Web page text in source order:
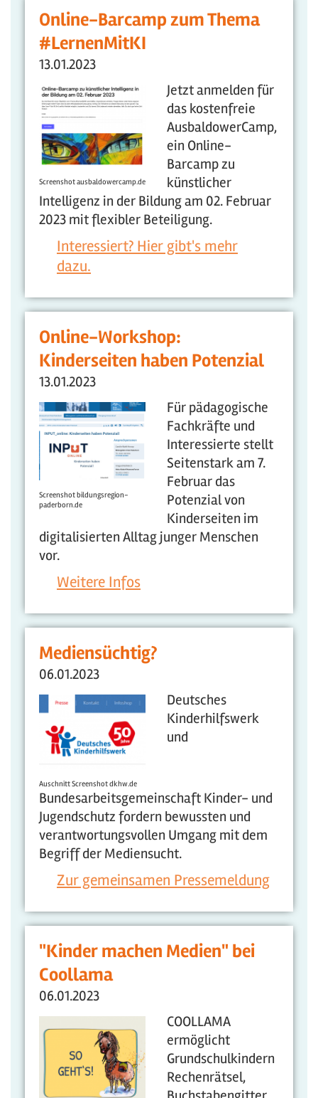
Online-Barcamp zum Thema
#LernenMitKI
13.01.2023
Screenshot ausbaldowercamp.de
Jetzt anmelden für
das kostenfreie
AusbaldowerCamp,
ein Online-
Barcamp zu
künstlicher
Intelligenz in der Bildung am 02. Februar
2023 mit flexibler Beteiligung.
Interessiert? Hier gibt's mehr
dazu.
Online-Workshop:
Kinderseiten haben Potenzial
13.01.2023
Screenshot bildungsregion-
paderborn.de
Für pädagogische
Fachkräfte und
Interessierte stellt
Seitenstark am 7.
Februar das
Potenzial von
Kinderseiten im
digitalisierten Alltag junger Menschen
vor.
Weitere Infos
Mediensüchtig?
06.01.2023
Auschnitt Screenshot dkhw.de
Deutsches
Kinderhilfswerk
und
Bundesarbeitsgemeinschaft Kinder- und
Jugendschutz fordern bewussten und
verantwortungsvollen Umgang mit dem
Begriff der Mediensucht.
Zur gemeinsamen Pressemeldung
"Kinder machen Medien" bei
Coollama
06.01.2023
COOLLAMA
ermöglicht
Grundschulkindern
Rechenrätsel,